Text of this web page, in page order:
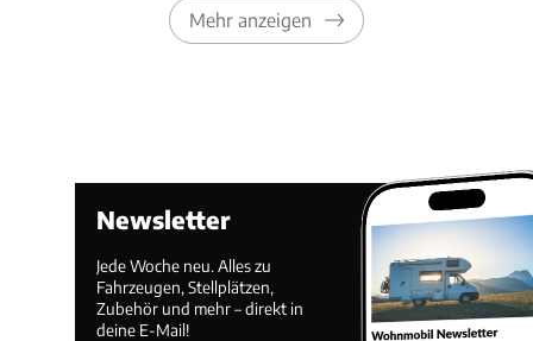
Mehr anzeigen
Newsletter
Jede Woche neu. Alles zu
Fahrzeugen, Stellplätzen,
Zubehör und mehr – direkt in
deine E-Mail!